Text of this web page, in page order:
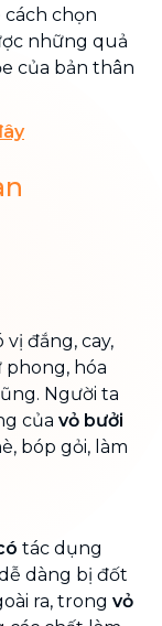
cách chọn
những quả
của bản thân
vị đắng, cay,
hóa
Người ta
của vỏ bưởi
bóp gỏi, làm
tác dụng
dàng bị đốt
ra, trong vỏ